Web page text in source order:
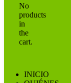
No
products
in
the
cart.
INICIO